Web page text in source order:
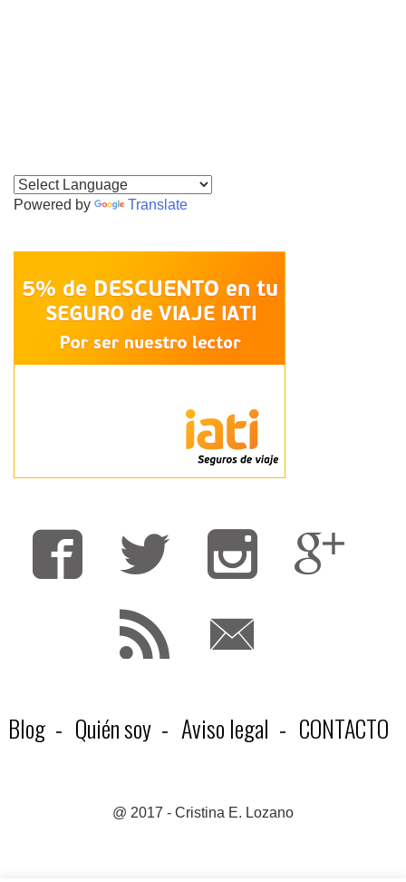
Powered by Translate
Blog Quién soy Aviso legal CONTACTO
@ 2017 - Cristina E. Lozano